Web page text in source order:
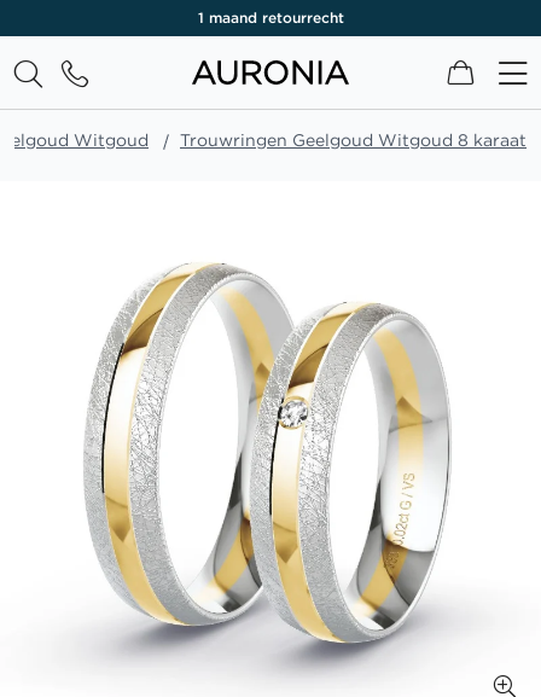
1 maand retourrecht
Witgoud Trouwringen Geelgoud Witgoud 8 karaat
afbeeldingen-